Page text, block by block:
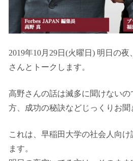
2019年10月29日(火曜日) 明日の夜
さんとトークします。
高野さんの話は滅多に聞けないの
方、成功の秘訣などじっくりお聞
これは、早稲田大学の社会人向
ます。